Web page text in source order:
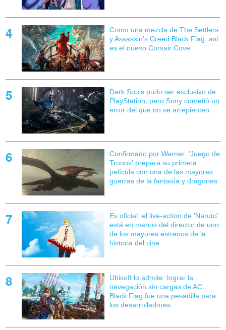
Como una mezcla de The Settlers
y Assassin's Creed Black Flag: así
es el nuevo Corsair Cove
Dark Souls pudo ser exclusivo de
PlayStation, pero Sony cometió un
error del que no se arrepienten
Confirmado por Warner: 'Juego de
Tronos' prepara su primera
película con una de las mayores
guerras de la fantasía y dragones
Es oficial: el live-action de 'Naruto'
está en manos del director de uno
de los mayores estrenos de la
historia del cine
Ubisoft lo admite: lograr la
navegación sin cargas de AC
Black Flag fue una pesadilla para
los desarrolladores